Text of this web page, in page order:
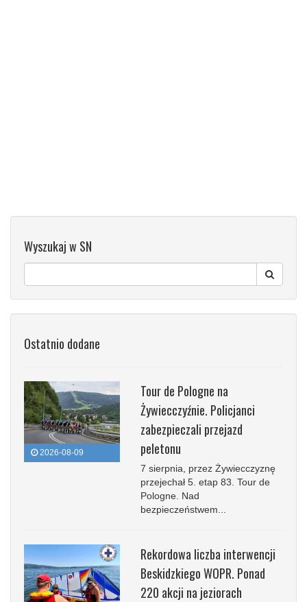
Wyszukaj w SN
Ostatnio dodane
2026-08-09
Tour de Pologne na
Żywiecczyźnie. Policjanci
zabezpieczali przejazd
peletonu
7 sierpnia, przez Żywiecczyznę
przejechał 5. etap 83. Tour de
Pologne. Nad
bezpieczeństwem...
Rekordowa liczba interwencji
Beskidzkiego WOPR. Ponad
220 akcji na jeziorach